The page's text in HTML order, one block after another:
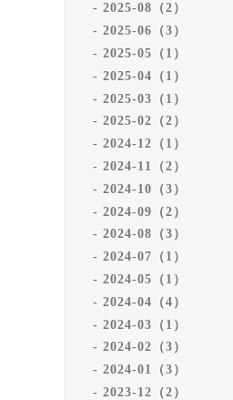
2025-08（2）
2025-06（3）
2025-05（1）
2025-04（1）
2025-03（1）
2025-02（2）
2024-12（1）
2024-11（2）
2024-10（3）
2024-09（2）
2024-08（3）
2024-07（1）
2024-05（1）
2024-04（4）
2024-03（1）
2024-02（3）
2024-01（3）
2023-12（2）